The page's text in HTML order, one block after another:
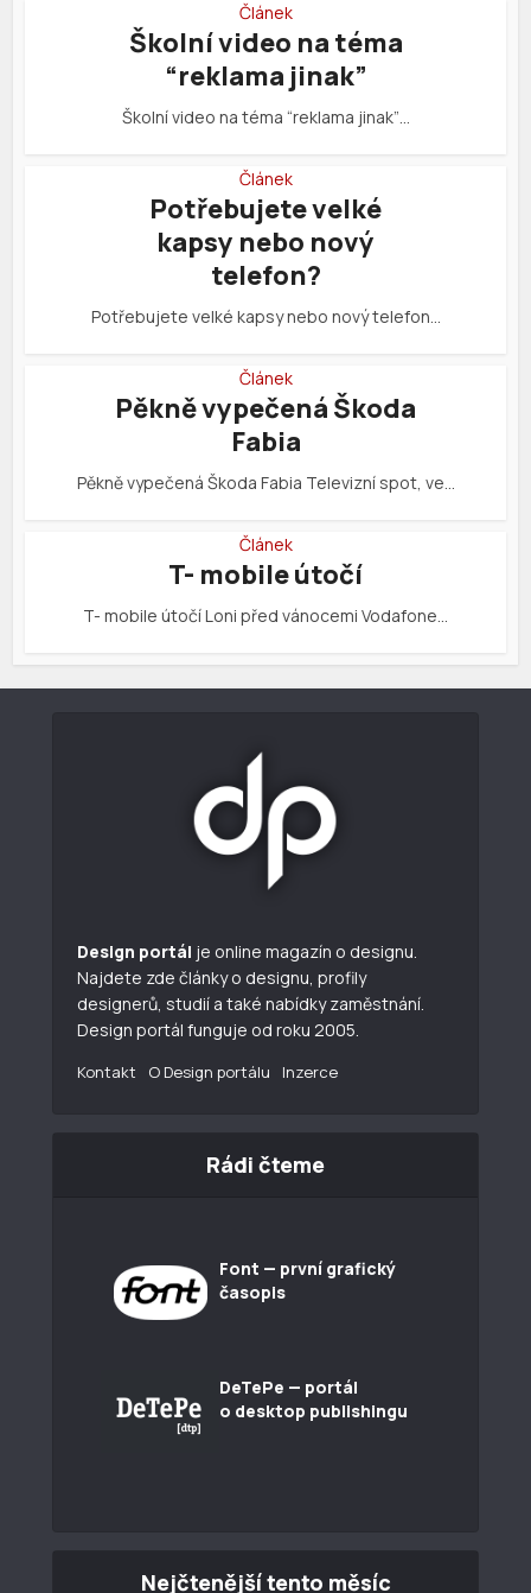
Článek
Školní video na téma
“reklama jinak”
Školní video na téma “reklama jinak”…
Článek
Potřebujete velké
kapsy nebo nový
telefon?
Potřebujete velké kapsy nebo nový telefon…
Článek
Pěkně vypečená Škoda
Fabia
Pěkně vypečená Škoda Fabia Televizní spot, ve…
Článek
T- mobile útočí
T- mobile útočí Loni před vánocemi Vodafone…
Design portál je online magazín o designu.
Najdete zde články o designu, profily
designerů, studií a také nabídky zaměstnání.
Design portál funguje od roku 2005.
Kontakt O Design portálu Inzerce
Rádi čteme
Font — první grafický
časopis
DeTePe — portál
o desktop publishingu
Nejčtenější tento měsíc